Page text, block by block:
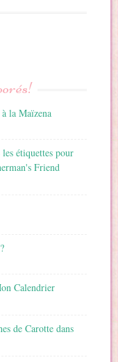
la Maïzena
étiquettes pour
Friend
Calendrier
de Carotte dans